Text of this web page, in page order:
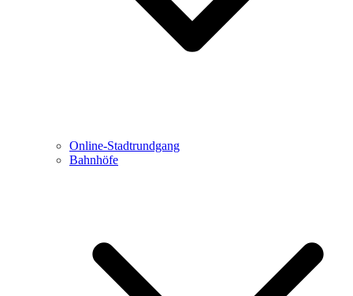
Online-Stadtrundgang
Bahnhöfe